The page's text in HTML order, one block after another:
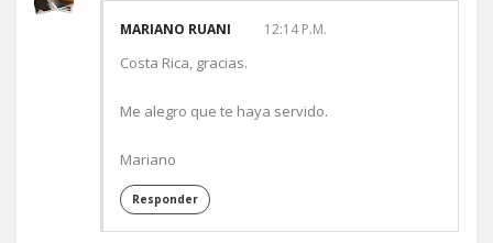
MARIANO RUANI 12:14 P.M.
Costa Rica, gracias.
Me alegro que te haya servido.
Mariano
Responder